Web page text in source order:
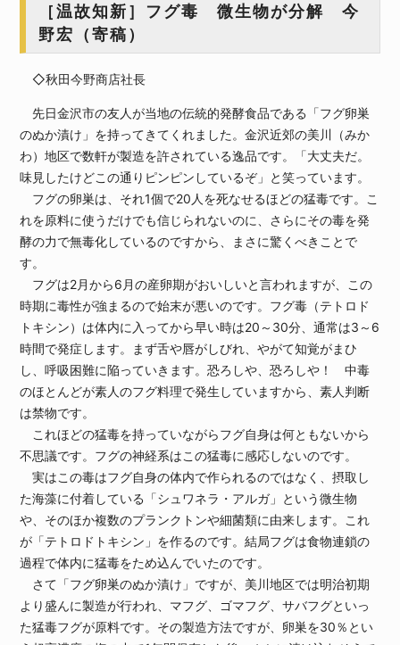
［温故知新］フグ毒 微生物が分解 今
野宏（寄稿）
◇秋田今野商店社長
先日金沢市の友人が当地の伝統的発酵食品である「フグ卵巣
のぬか漬け」を持ってきてくれました。金沢近郊の美川（みか
わ）地区で数軒が製造を許されている逸品です。「大丈夫だ。
味見したけどこの通りピンピンしているぞ」と笑っています。
フグの卵巣は、それ1個で20人を死なせるほどの猛毒です。こ
れを原料に使うだけでも信じられないのに、さらにその毒を発
酵の力で無毒化しているのですから、まさに驚くべきことで
す。
フグは2月から6月の産卵期がおいしいと言われますが、この
時期に毒性が強まるので始末が悪いのです。フグ毒（テトロド
トキシン）は体内に入ってから早い時は20～30分、通常は3～6
時間で発症します。まず舌や唇がしびれ、やがて知覚がまひ
し、呼吸困難に陥っていきます。恐ろしや、恐ろしや！ 中毒
のほとんどが素人のフグ料理で発生していますから、素人判断
は禁物です。
これほどの猛毒を持っていながらフグ自身は何ともないから
不思議です。フグの神経系はこの猛毒に感応しないのです。
実はこの毒はフグ自身の体内で作られるのではなく、摂取し
た海藻に付着している「シュワネラ・アルガ」という微生物
や、そのほか複数のプランクトンや細菌類に由来します。これ
が「テトロドトキシン」を作るのです。結局フグは食物連鎖の
過程で体内に猛毒をため込んでいたのです。
さて「フグ卵巣のぬか漬け」ですが、美川地区では明治初期
より盛んに製造が行われ、マフグ、ゴマフグ、サバフグといっ
た猛毒フグが原料です。その製造方法ですが、卵巣を30％とい